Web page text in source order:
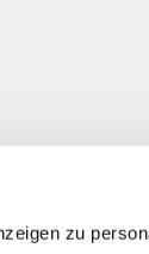
zu